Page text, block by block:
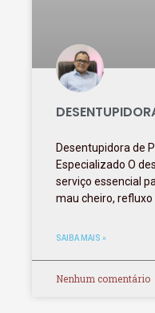
Desentupidora de
Especializado O
serviço essencial
mau cheiro, refluxo
SAIBA MAIS »
Nenhum comentário